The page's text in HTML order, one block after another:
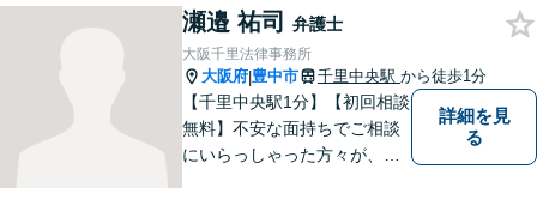
交通事故／企業法務など、幅
広く対応可能。【夜間／休日
対応可能】まずはお気軽にご
連絡ください。
瀬邉 祐司 弁護士
大阪千里法律事務所
大阪府|豊中市 千里中央駅 から徒歩1分
【千里中央駅1分】【初回相談
無料】不安な面持ちでご相談
にいらっしゃった方々が、少
詳細を見
る